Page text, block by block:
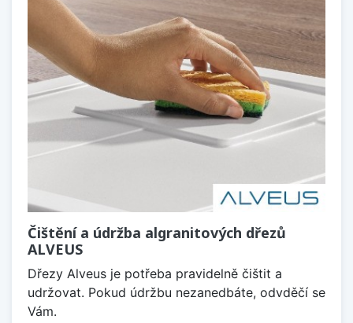
Čištění a údržba algranitových dřezů
ALVEUS
Dřezy Alveus je potřeba pravidelně čištit a
udržovat. Pokud údržbu nezanedbáte, odvděčí se
Vám.